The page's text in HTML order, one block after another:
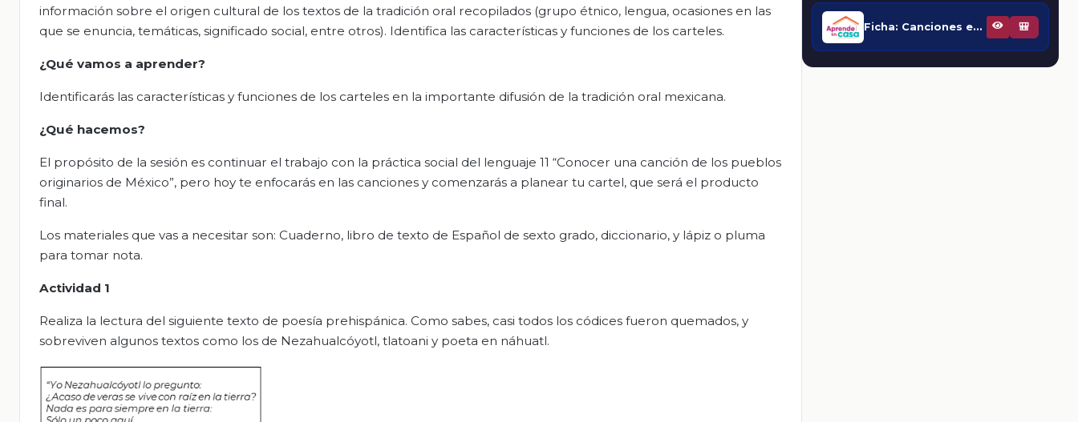
información sobre el origen cultural de los textos de la tradición oral recopilados (grupo étnico, lengua, ocasiones en las
que se enuncia, temáticas, significado social, entre otros). Identifica las características y funciones de los carteles.
¿Qué vamos a aprender?
Identificarás las características y funciones de los carteles en la importante difusión de la tradición oral mexicana.
¿Qué hacemos?
El propósito de la sesión es continuar el trabajo con la práctica social del lenguaje 11 “Conocer una canción de los pueblos
originarios de México”, pero hoy te enfocarás en las canciones y comenzarás a planear tu cartel, que será el producto
final.
Los materiales que vas a necesitar son: Cuaderno, libro de texto de Español de sexto grado, diccionario, y lápiz o pluma
para tomar nota.
Actividad 1
Realiza la lectura del siguiente texto de poesía prehispánica. Como sabes, casi todos los códices fueron quemados, y
sobreviven algunos textos como los de Nezahualcóyotl, tlatoani y poeta en náhuatl.
Ficha: Canciones en nuestras lenguas 🎒